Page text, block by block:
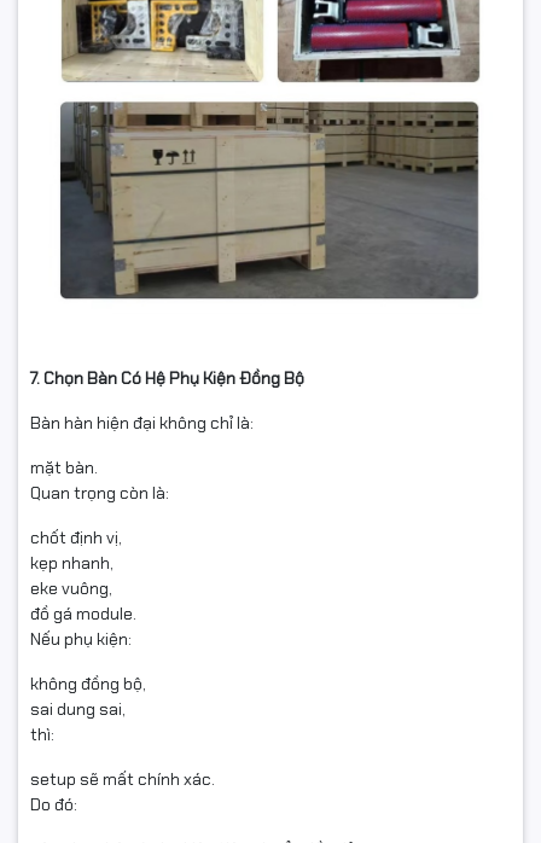
7. Chọn Bàn Có Hệ Phụ Kiện Đồng Bộ
Bàn hàn hiện đại không chỉ là:
mặt bàn.
Quan trọng còn là:
chốt định vị,
kẹp nhanh,
eke vuông,
đồ gá module.
Nếu phụ kiện:
không đồng bộ,
sai dung sai,
thì:
setup sẽ mất chính xác.
Do đó: